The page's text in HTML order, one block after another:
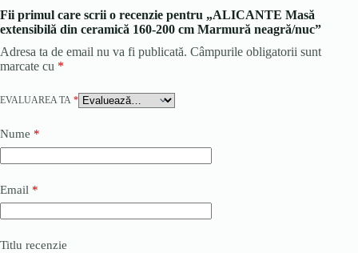
Fii primul care scrii o recenzie pentru „ALICANTE Masă
extensibilă din ceramică 160-200 cm Marmură neagră/nuc”
Adresa ta de email nu va fi publicată. Câmpurile obligatorii sunt
marcate cu *
EVALUAREA TA *
Nume *
Email *
Titlu recenzie